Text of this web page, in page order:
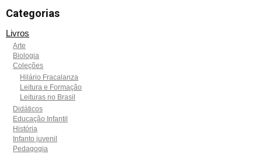
Categorias
Livros
Arte
Biologia
Coleções
Hilário Fracalanza
Leitura e Formação
Leituras no Brasil
Didáticos
Educação Infantil
História
Infanto juvenil
Pedagogia